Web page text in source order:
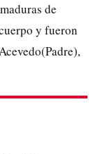
de
y fueron